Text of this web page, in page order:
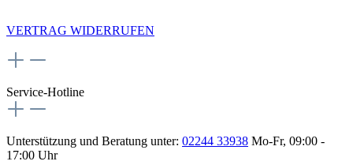
VERTRAG WIDERRUFEN
Service-Hotline
Unterstützung und Beratung unter: 02244 33938 Mo-Fr, 09:00 -
17:00 Uhr